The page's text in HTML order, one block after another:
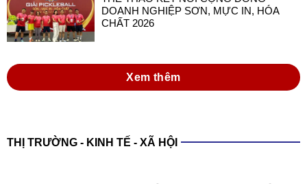
DOANH NGHIỆP SƠN, MỰC IN, HÓA
CHẤT 2026
Xem thêm
THỊ TRƯỜNG - KINH TẾ - XÃ HỘI